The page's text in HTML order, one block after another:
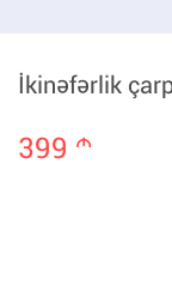
İkinəfərlik
399 m